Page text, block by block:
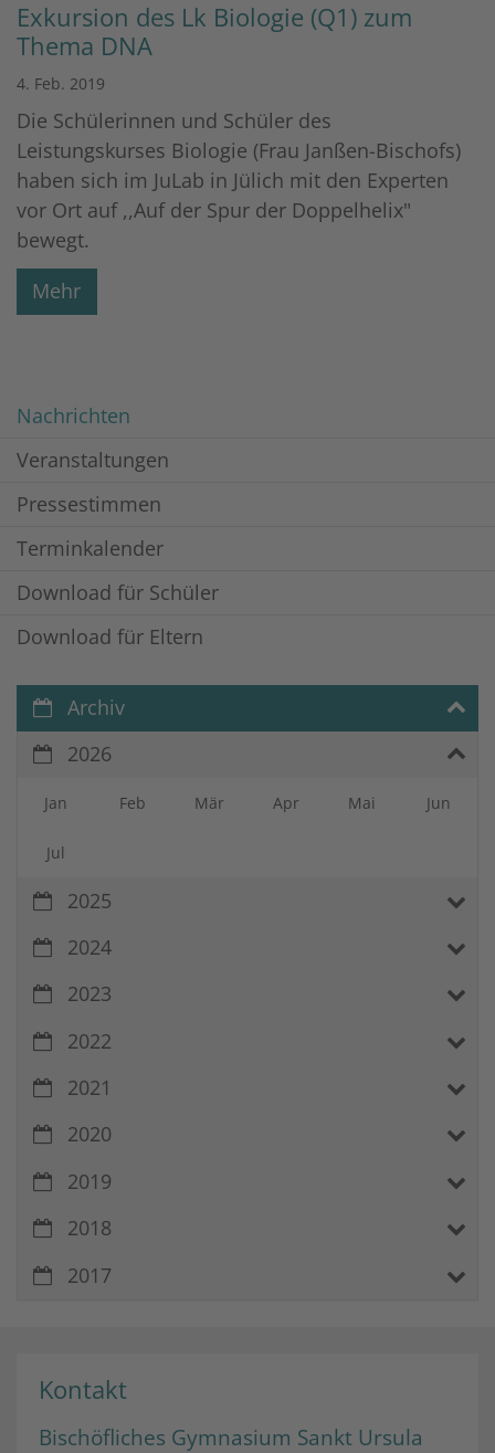
Exkursion des Lk Biologie (Q1) zum
Thema DNA
4. Feb. 2019
Die Schülerinnen und Schüler des
Leistungskurses Biologie (Frau Janßen-Bischofs)
haben sich im JuLab in Jülich mit den Experten
vor Ort auf ,,Auf der Spur der Doppelhelix"
bewegt.
Mehr
Nachrichten
Veranstaltungen
Pressestimmen
Terminkalender
Download für Schüler
Download für Eltern
Archiv
2026
Jan Feb Mär Apr Mai Jun
Jul
2025
2024
2023
2022
2021
2020
2019
2018
2017
Kontakt
Bischöfliches Gymnasium Sankt Ursula